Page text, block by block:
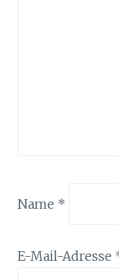
Name *
E-Mail-Adresse